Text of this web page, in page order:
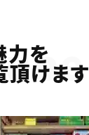
を
頂けます